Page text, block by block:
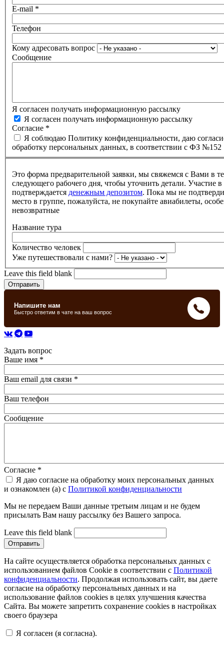
E-mail *
Телефон
Кому адресовать вопрос
Сообщение
Я согласен получать информационную рассылку
Я согласен получать информационную рассылку
Согласие *
Я соблюдаю Политику конфиденциальности, даю
обработку персональных данных, в соответствии с ФЗ №152
Это форма предварительной заявки, мы свяжемся с Вами в
следующего рабочего дня, чтобы уточнить детали. Участие в
подтверждается денежным депозитом. Пока мы не
место в группе, пожалуйста, не покупайте авиабилеты,
невозвратные
Название тура
Количество человек
Уже путешествовали с нами?
Leave this field blank
Задать вопрос
Ваше имя *
Ваш email для связи *
Ваш телефон
Сообщение
Согласие *
Я даю согласие на обработку моих персональных данных
и ознакомлен (а) с Политикой конфиденциальности
Мы не передаем Ваши данные третьим лицам и не будем
присылать Вам нашу рассылку без Вашего запроса.
Leave this field blank
На сайте осуществляется обработка персональных данных с
использованием файлов Cookie в соответствии с Политикой
конфиденциальности. Продолжая использовать сайт, вы даете
согласие на обработку персональных данных и на
использование файлов cookies в целях улучшения качества
Сайта. Вы можете запретить сохранение cookies в настройках
своего браузера
Я согласен (я согласна).